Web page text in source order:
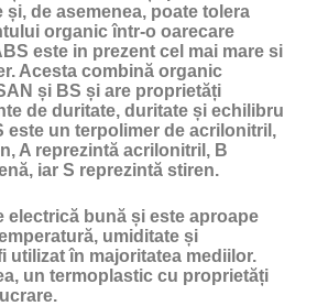
și, de asemenea, poate tolera
organic într-o oarecare
este in prezent cel mai mare si
Acesta combină organic
și BS și are proprietăți
de duritate, duritate și echilibru
este un terpolimer de acrilonitril,
A reprezintă acrilonitril, B
iar S reprezintă stiren.
electrică bună și este aproape
umiditate și
utilizat în majoritatea mediilor.
un termoplastic cu proprietăți